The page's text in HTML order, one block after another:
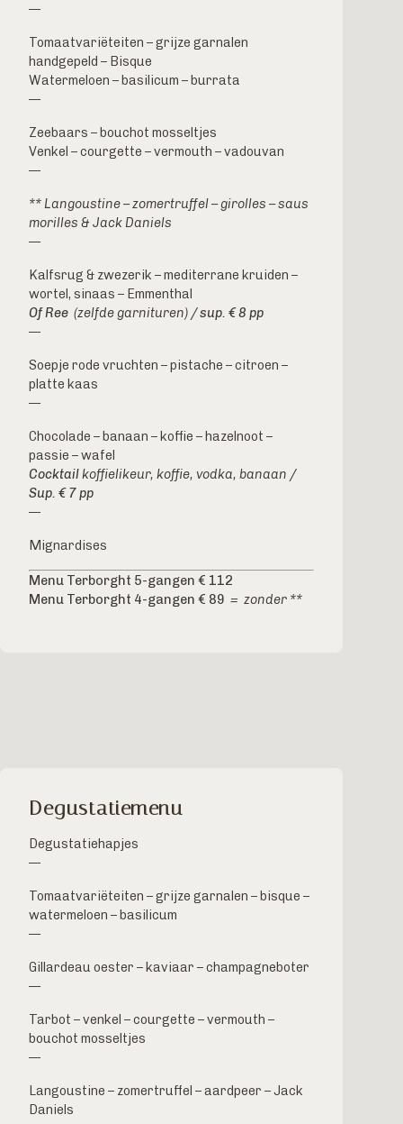
—
Tomaatvariëteiten – grijze garnalen
handgepeld – Bisque
Watermeloen – basilicum – burrata
—
Zeebaars – bouchot mosseltjes
Venkel – courgette – vermouth – vadouvan
—
** Langoustine – zomertruffel – girolles – saus
morilles & Jack Daniels
—
Kalfsrug & zwezerik – mediterrane kruiden –
wortel, sinaas – Emmenthal
Of Ree (zelfde garnituren) / sup. € 8 pp
—
Soepje rode vruchten – pistache – citroen –
platte kaas
—
Chocolade – banaan – koffie – hazelnoot –
passie – wafel
Cocktailkoffielikeur, koffie, vodka, banaan /
Sup. € 7 pp
—
Mignardises
Menu Terborght 5-gangen € 112
Menu Terborght 4-gangen € 89 = zonder **
Degustatiemenu
Degustatiehapjes
—
Tomaatvariëteiten – grijze garnalen – bisque –
watermeloen – basilicum
—
Gillardeau oester – kaviaar – champagneboter
—
Tarbot – venkel – courgette – vermouth –
bouchot mosseltjes
—
Langoustine – zomertruffel – aardpeer – Jack
Daniels